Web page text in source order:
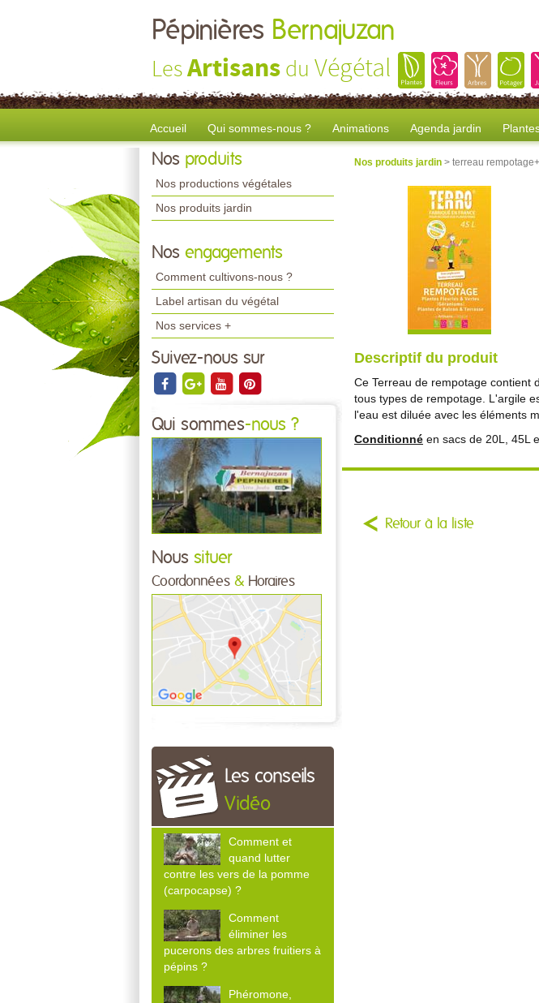
Pépinières Bernajuzan
LesArtisans du Végétal
Accueil Qui sommes-nous ? Animations Agenda jardin
Nos produits
Nos productions végétales
Nos produits jardin
Nos engagements
Comment cultivons-nous ?
Label artisan du végétal
Nos services +
Suivez-nous sur
Qui sommes-nous ?
Nous situer
Coordonnées & Horaires
Les conseils
Vidéo
Comment et
quand lutter
contre les vers de la pomme
(carpocapse) ?
Comment
éliminer les
pucerons des arbres fruitiers à
pépins ?
Phéromone,
Nos produits jardin > terreau
Descriptif du produit
Ce Terreau de rempotage contient
tous types de rempotage. L'argile
l'eau est diluée avec les éléments
Conditionné en sacs de 20L, 45L
Retour à la liste